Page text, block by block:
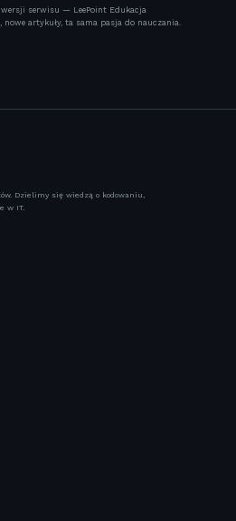
serwisu — LeePoint Edukacja
nowe artykuły, ta sama pasja do nauczania.
Dzielimy się wiedzą o kodowaniu,
w IT.